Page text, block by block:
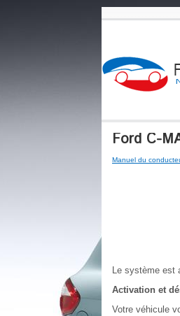
Ford C-
Manuel du
Le système est
Activation et
Votre véhicule